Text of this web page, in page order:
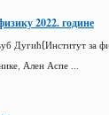
2022. године
за
Ален Аспе ...